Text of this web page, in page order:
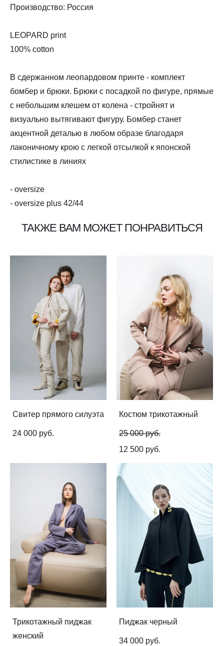
Производство: Россия
LEOPARD print
100% cotton
В сдержанном леопардовом принте - комплект
бомбер и брюки. Брюки с посадкой по фигуре, прямые
с небольшим клешем от колена - стройнят и
визуально вытягивают фигуру. Бомбер станет
акцентной деталью в любом образе благодаря
лаконичному крою с легкой отсылкой к японской
стилистике в линиях
- oversize
- oversize plus 42/44
ТАКЖЕ ВАМ МОЖЕТ ПОНРАВИТЬСЯ
Свитер прямого силуэта
24 000 pуб.
Костюм трикотажный
25 000 pуб.
12 500 pуб.
Трикотажный пиджак
женский
Пиджак черный
34 000 pуб.